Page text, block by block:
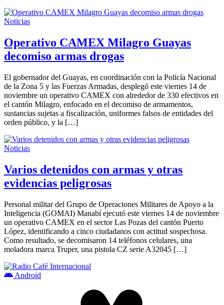
Noticias
Operativo CAMEX Milagro Guayas
decomiso armas drogas
El gobernador del Guayas, en coordinación con la Policía Nacional
de la Zona 5 y las Fuerzas Armadas, desplegó este viernes 14 de
noviembre un operativo CAMEX con alrededor de 330 efectivos en
el cantón Milagro, enfocado en el decomiso de armamentos,
sustancias sujetas a fiscalización, uniformes falsos de entidades del
orden público, y la […]
Noticias
Varios detenidos con armas y otras
evidencias peligrosas
Personal militar del Grupo de Operaciones Militares de Apoyo a la
Inteligencia (GOMAI) Manabí ejecutó este viernes 14 de noviembre
un operativo CAMEX en el sector Las Pozas del cantón Puerto
López, identificando a cinco ciudadanos con actitud sospechosa.
Como resultado, se decomisaron 14 teléfonos celulares, una
moladora marca Truper, una pistola CZ serie A32045 […]
Android